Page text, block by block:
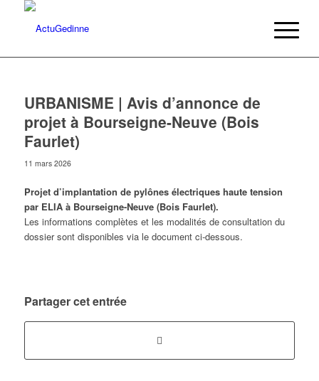
URBANISME | Avis d’annonce de
projet à Bourseigne-Neuve (Bois
Faurlet)
11 mars 2026
Projet d’implantation de pylônes électriques haute tension
par ELIA à Bourseigne-Neuve (Bois Faurlet).
Les informations complètes et les modalités de consultation du
dossier sont disponibles via le document ci-dessous.
Partager cet entrée